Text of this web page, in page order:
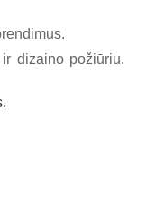
dizaino požiūriu.